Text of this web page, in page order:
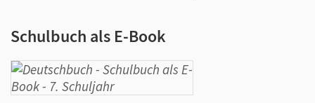
Schulbuch als E-Book